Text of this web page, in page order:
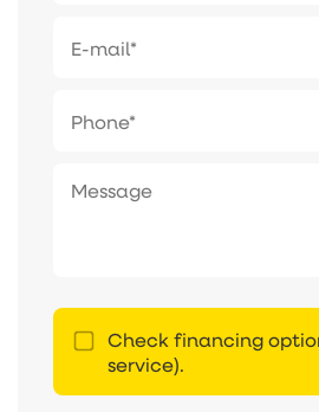
Check financing
service).